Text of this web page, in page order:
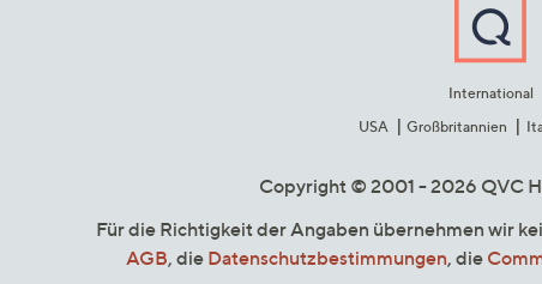
International
USA
Großbritannien
Copyright © 2001 - 2026 QVC
Für die Richtigkeit der Angaben übernehmen wir
AGB, die Datenschutzbestimmungen, die